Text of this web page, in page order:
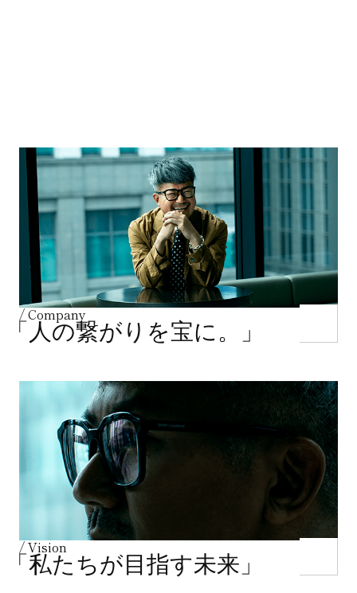
Company
「人の繋がりを宝に。」
/ Company
「私たちが目指す未来」
/ Vision